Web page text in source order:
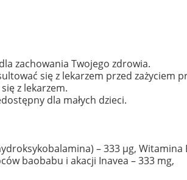
zachowania Twojego zdrowia.
się z lekarzem przed zażyciem
z lekarzem.
dla małych dzieci.
– 333 µg, Witamina
baobabu i akacji Inavea – 333 mg,